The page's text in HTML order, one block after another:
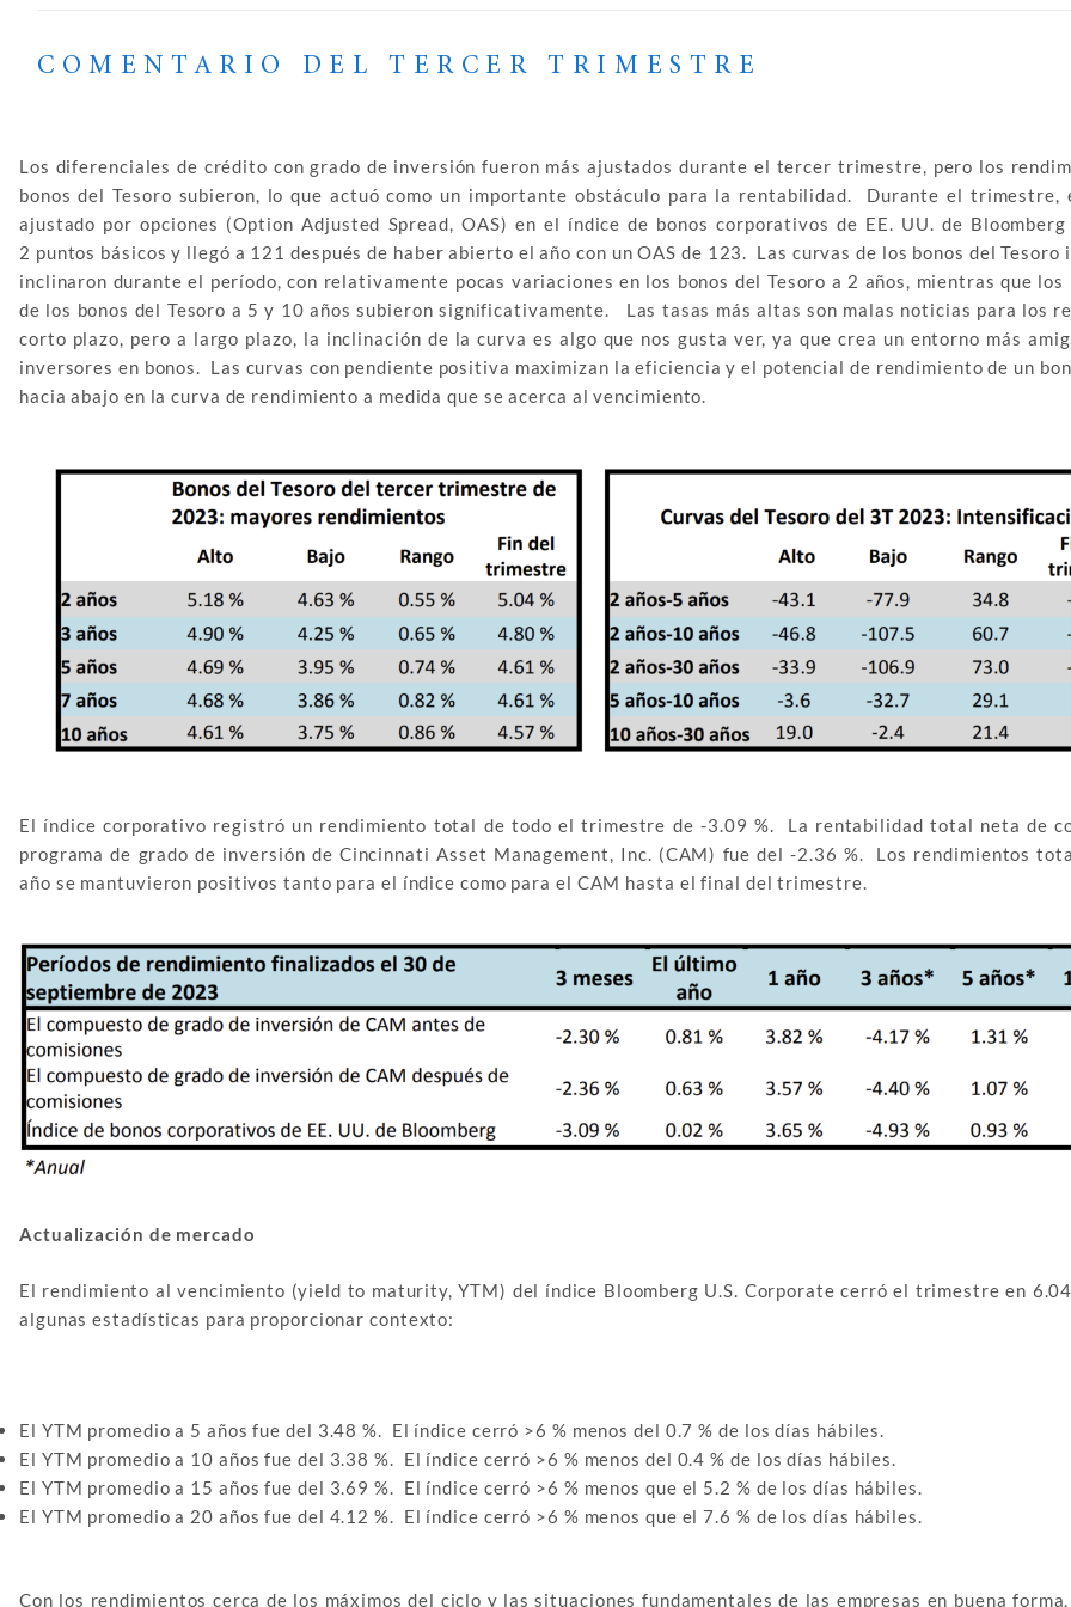
COMENTARIO DEL TERCER TRIMESTRE
Los diferenciales de crédito con grado de inversión fueron más ajustados durante el tercer trimestre, pero los
bonos del Tesoro subieron, lo que actuó como un importante obstáculo para la rentabilidad. Durante el trimestre,
ajustado por opciones (Option Adjusted Spread, OAS) en el índice de bonos corporativos de EE. UU. de
2 puntos básicos y llegó a 121 después de haber abierto el año con un OAS de 123. Las curvas de los bonos del Tesoro
inclinaron durante el período, con relativamente pocas variaciones en los bonos del Tesoro a 2 años, mientras que
de los bonos del Tesoro a 5 y 10 años subieron significativamente. Las tasas más altas son malas noticias para los
corto plazo, pero a largo plazo, la inclinación de la curva es algo que nos gusta ver, ya que crea un entorno más
inversores en bonos. Las curvas con pendiente positiva maximizan la eficiencia y el potencial de rendimiento de un
hacia abajo en la curva de rendimiento a medida que se acerca al vencimiento.
El índice corporativo registró un rendimiento total de todo el trimestre de -3.09 %. La rentabilidad total neta de
programa de grado de inversión de Cincinnati Asset Management, Inc. (CAM) fue del -2.36 %. Los rendimientos
año se mantuvieron positivos tanto para el índice como para el CAM hasta el final del trimestre.
Actualización de mercado
El rendimiento al vencimiento (yield to maturity, YTM) del índice Bloomberg U.S. Corporate cerró el trimestre en
algunas estadísticas para proporcionar contexto:
El YTM promedio a 5 años fue del 3.48 %. El índice cerró >6 % menos del 0.7 % de los días hábiles.
El YTM promedio a 10 años fue del 3.38 %. El índice cerró >6 % menos del 0.4 % de los días hábiles.
El YTM promedio a 15 años fue del 3.69 %. El índice cerró >6 % menos que el 5.2 % de los días hábiles.
El YTM promedio a 20 años fue del 4.12 %. El índice cerró >6 % menos que el 7.6 % de los días hábiles.
Con los rendimientos cerca de los máximos del ciclo y las situaciones fundamentales de las empresas en buena